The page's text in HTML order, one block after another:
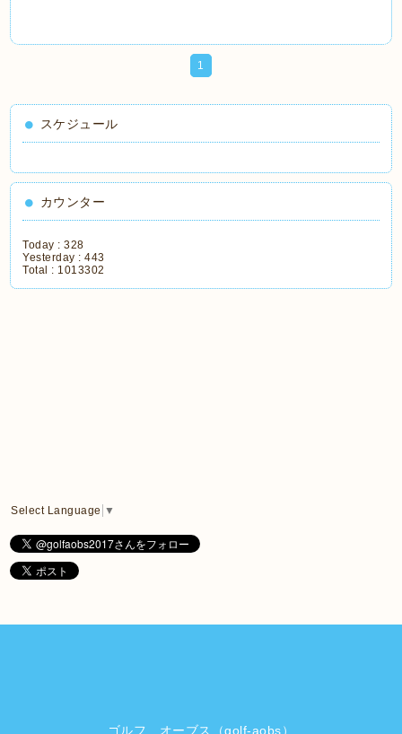
1
スケジュール
カウンター
Today :328
Yesterday :443
Total : 1013302
Select Language ▼
ゴルフ オーブス（golf-aobs）